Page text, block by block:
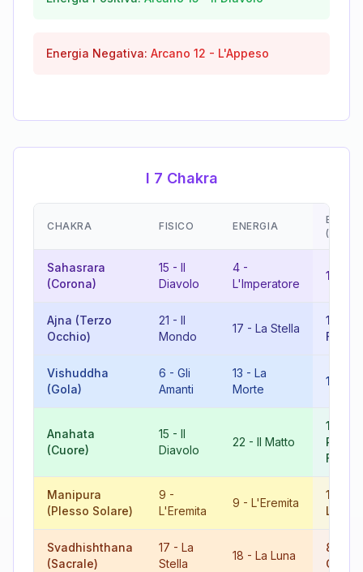
Energia Negativa: Arcano 12 - L'Appeso
I 7 Chakra
CHAKRA FISICO ENERGIA
Sahasrara
(Corona)
15 - Il
Diavolo
4 -
L'Imperatore
19
Ajna (Terzo
Occhio)
21 - Il
Mondo
17 - La Stella
11
Forza
Vishuddha
(Gola)
6 - Gli
Amanti
13 - La
Morte
19
Anahata
(Cuore)
15 - Il
Diavolo
22 - Il Matto
10
Manipura
(Plesso Solare)
9 -
L'Eremita
9 - L'Eremita
18
Luna
Svadhishthana
(Sacrale)
17 - La
Stella
18 - La Luna
8